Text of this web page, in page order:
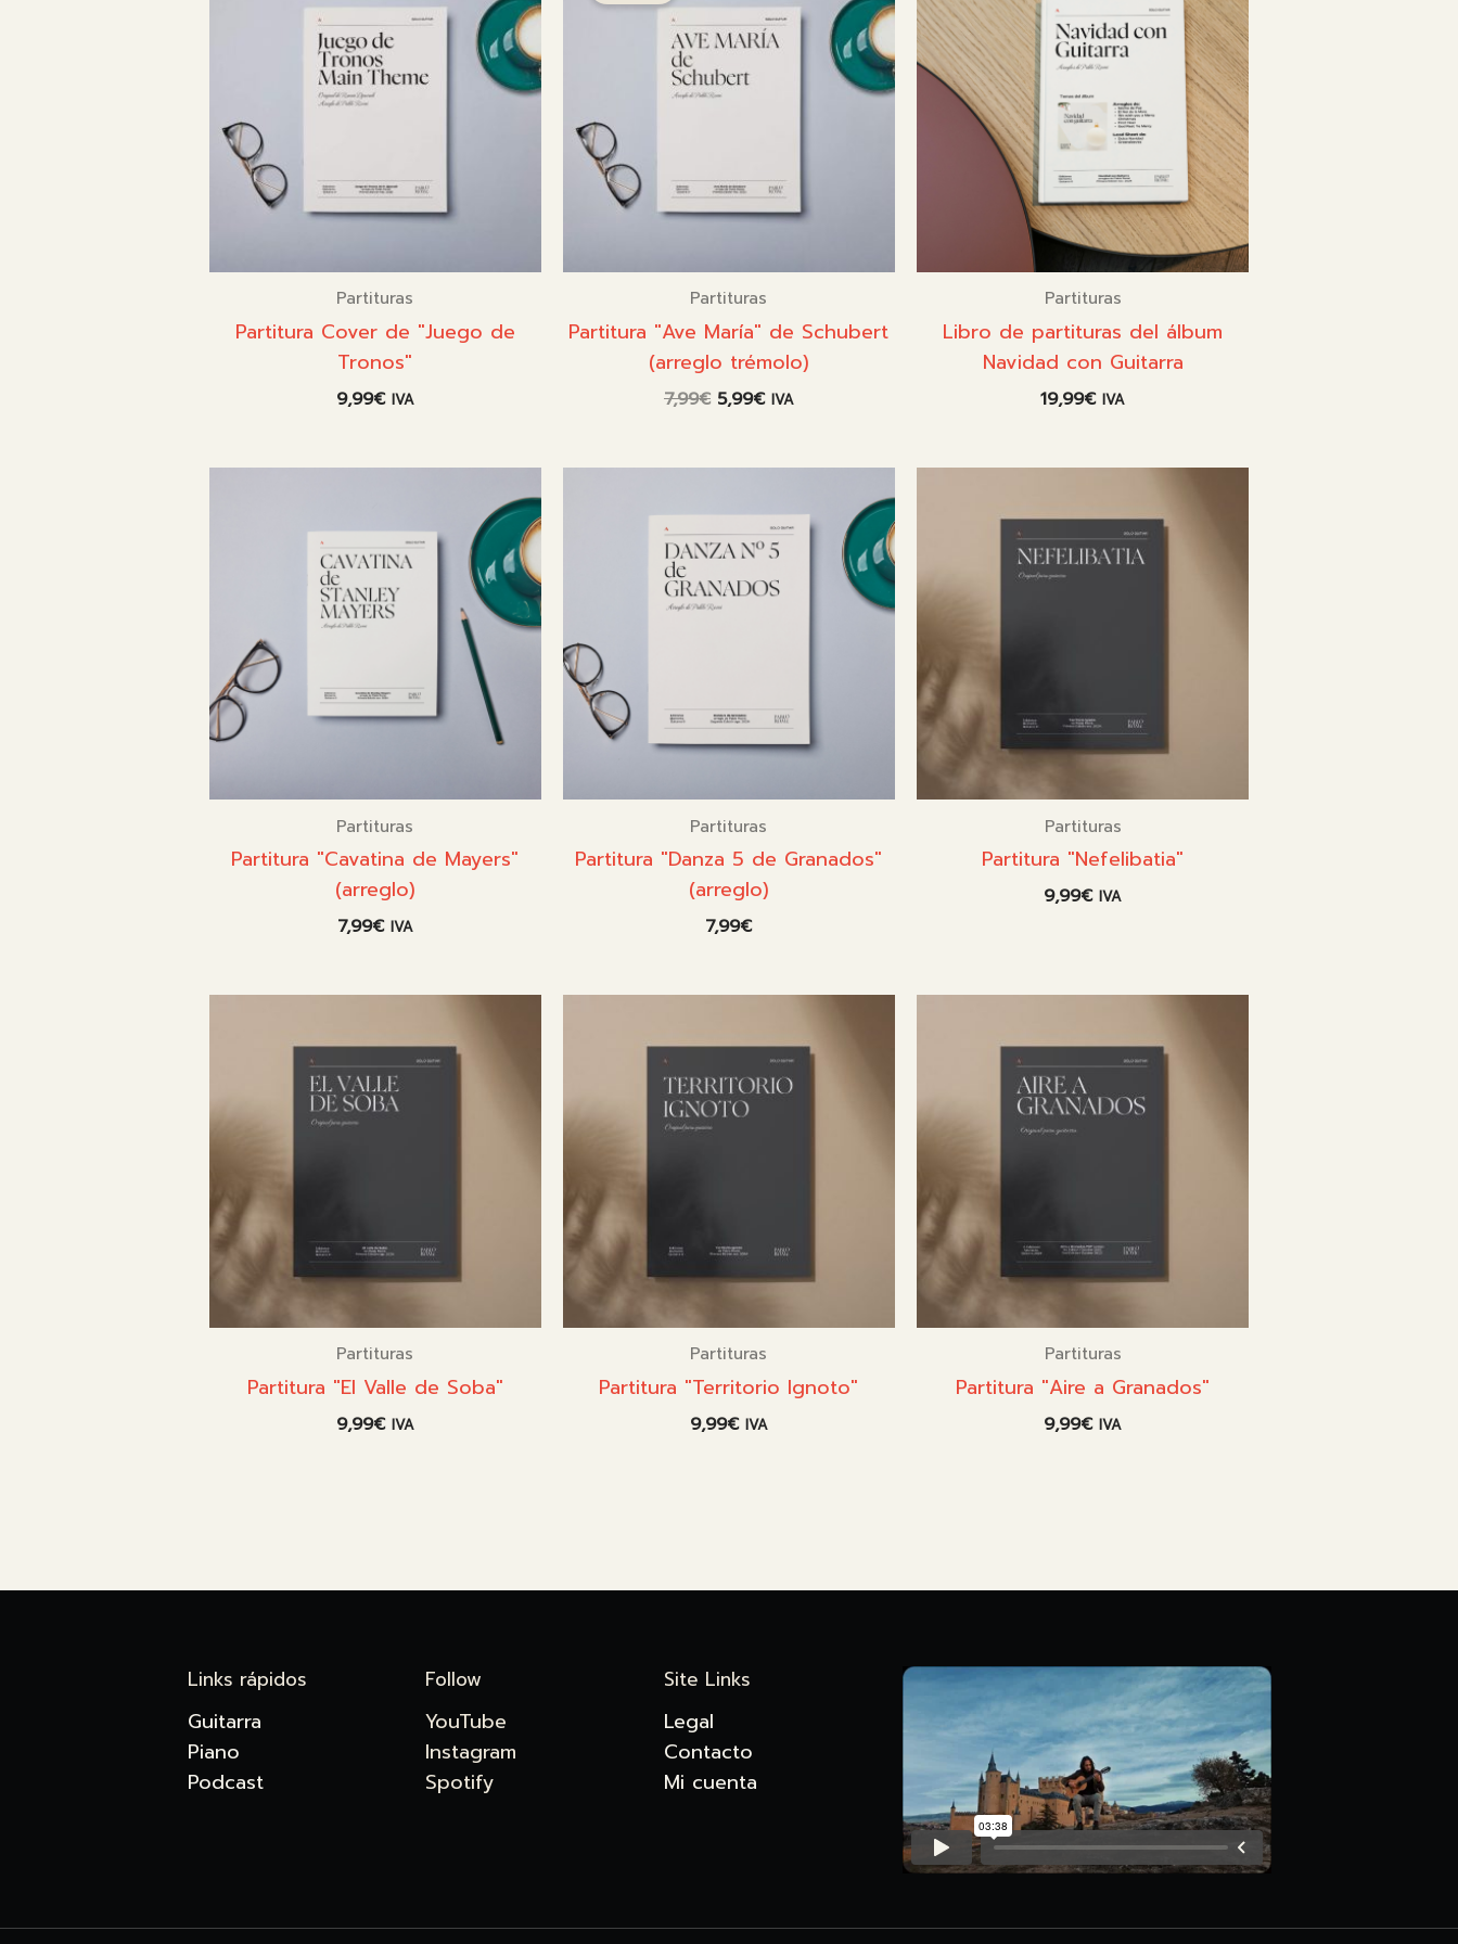
Partituras
Partitura Cover de "Juego de
Tronos"
9,99€ IVA
Partituras
Partitura "Ave María" de Schubert
(arreglo trémolo)
7,99€ El
era:
5,99€El
es:
IVA
Partituras
Libro de partituras del álbum
Navidad con Guitarra
19,99€ IVA
Partituras
Partitura "Cavatina de Mayers"
(arreglo)
7,99€ IVA
Partituras
Partitura "Danza 5 de Granados"
(arreglo)
7,99€
Partituras
Partitura "Nefelibatia"
9,99€ IVA
Partituras
Partitura "El Valle de Soba"
9,99€ IVA
Partituras
Partitura "Territorio Ignoto"
9,99€ IVA
Partituras
Partitura "Aire a Granados"
9,99€ IVA
Links rápidos
Guitarra
Piano
Podcast
Follow
YouTube
Instagram
Spotify
Site Links
Legal
Contacto
Mi cuenta